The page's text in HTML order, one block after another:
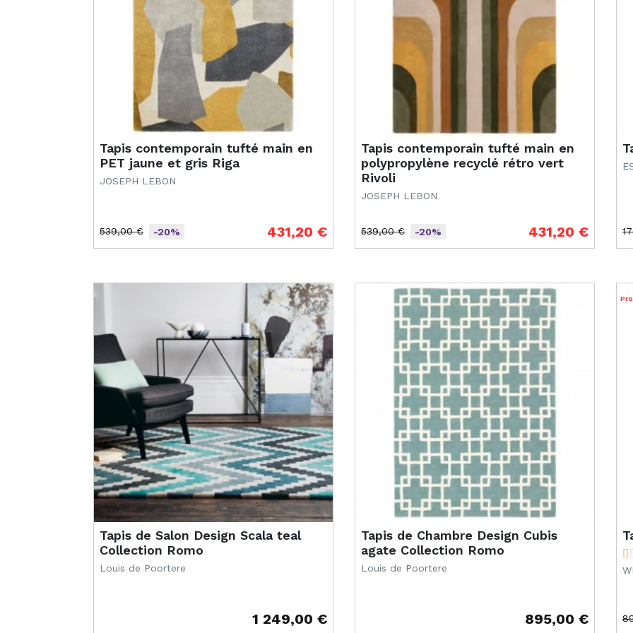
Tapis contemporain tufté main en
PET jaune et gris Riga
JOSEPH LEBON
Prix de base
539,00 €
Prix -20% 431,20 €
Tapis contemporain tufté main en
polypropylène recyclé rétro vert
Rivoli
JOSEPH LEBON
Prix de base
539,00 €
Prix -20% 431,20 €
Tapis de Salon Design Scala teal
Collection Romo
Louis de Poortere
1 249,00 €
Tapis de Chambre Design Cubis
agate Collection Romo
Louis de Poortere
895,00 €